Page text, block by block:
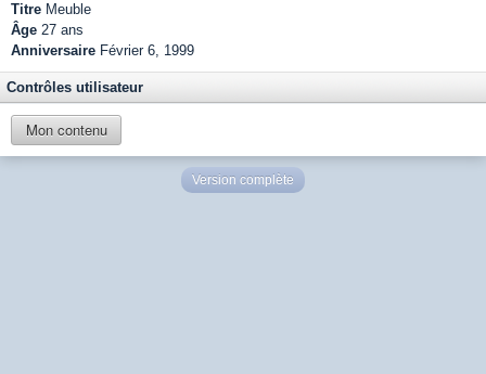
Titre Meuble
Âge 27 ans
Anniversaire Février 6, 1999
Contrôles utilisateur
Mon contenu
Version complète